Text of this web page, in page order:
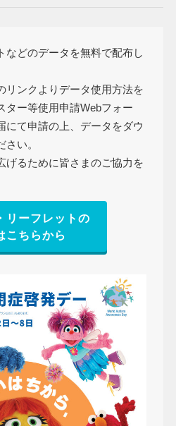
などのデータを無料で配布し
リンクよりデータ使用方法を
ター等使用申請Webフォー
にて申請の上、データをダウ
い。
げるために皆さまのご協力を
リーフレットの
こちらから